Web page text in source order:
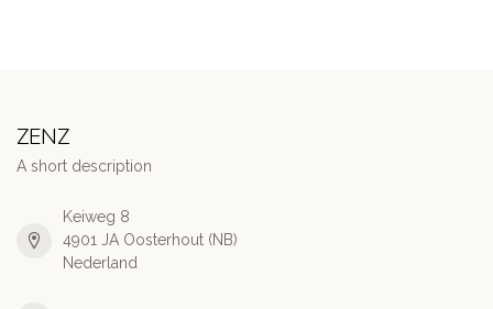
ZENZ
A short description
Keiweg 8
4901 JA Oosterhout (NB)
Nederland